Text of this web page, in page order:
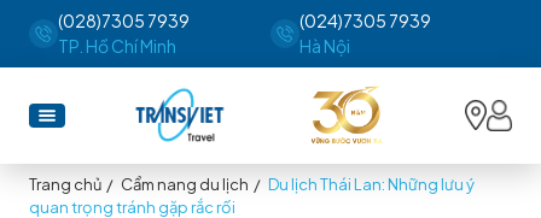
(028)7305 7939
TP. Hồ Chí Minh
(024)7305 7939
Hà Nội
Trang chủ / Cẩm nang du lịch / Du lịch Thái Lan: Những lưu ý
quan trọng tránh gặp rắc rối